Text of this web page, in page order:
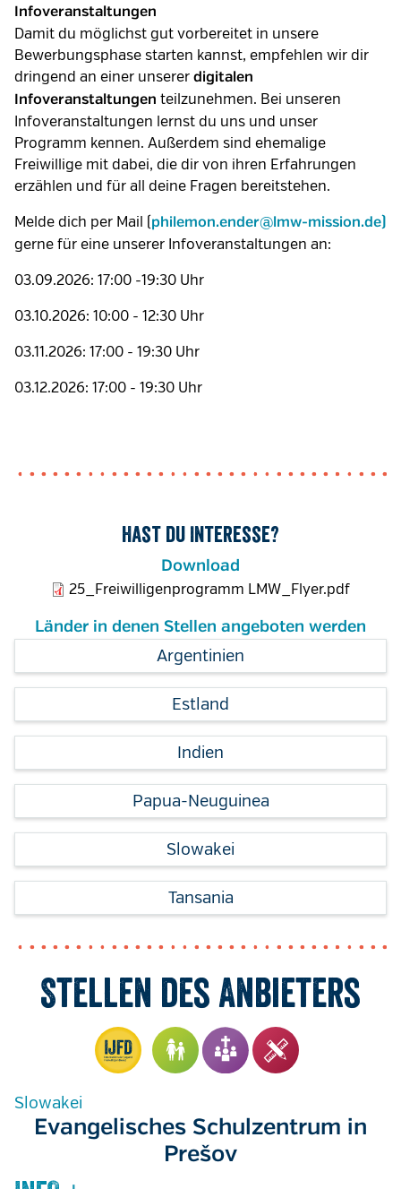
Infoveranstaltungen
Damit du möglichst gut vorbereitet in unsere
Bewerbungsphase starten kannst, empfehlen wir dir
dringend an einer unserer digitalen
Infoveranstaltungen teilzunehmen. Bei unseren
Infoveranstaltungen lernst du uns und unser
Programm kennen. Außerdem sind ehemalige
Freiwillige mit dabei, die dir von ihren Erfahrungen
erzählen und für all deine Fragen bereitstehen.
Melde dich per Mail (philemon.ender@lmw-mission.de)
gerne für eine unserer Infoveranstaltungen an:
03.09.2026: 17:00 -19:30 Uhr
03.10.2026: 10:00 - 12:30 Uhr
03.11.2026: 17:00 - 19:30 Uhr
03.12.2026: 17:00 - 19:30 Uhr
Hast du Interesse?
Download
25_Freiwilligenprogramm LMW_Flyer.pdf
Länder in denen Stellen angeboten werden
Argentinien
Estland
Indien
Papua-Neuguinea
Slowakei
Tansania
Stellen des Anbieters
Slowakei
Evangelisches Schulzentrum in
Prešov